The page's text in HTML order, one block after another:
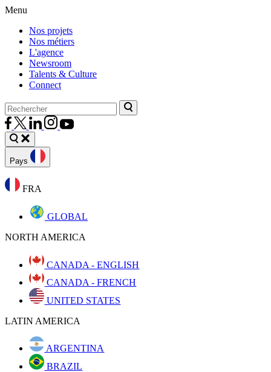
Menu
Nos projets
Nos métiers
L'agence
Newsroom
Talents & Culture
Connect
Pays
FRA
GLOBAL
NORTH AMERICA
CANADA - ENGLISH
CANADA - FRENCH
UNITED STATES
LATIN AMERICA
ARGENTINA
BRAZIL